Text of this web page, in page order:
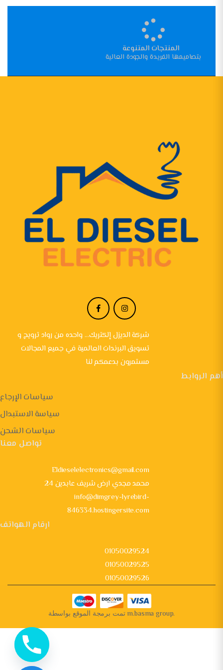
المنتجات المتنوعة
بتصاميمها الفريدة والجودة العالية
شركة الديزل إلكتريك... واحده من رواد ترويج و
تسويق البرندات العالمية في جميع المجالات
مستمرون بدعمكم لنا
أهم الروابط
سياسات الإرجاع
سياسة الاستبدال
سياسات الشحن
تواصل معنا
Eldieselelectronics@gmail.com
24 محمد مجدي ارض شريف عابدين
info@dimgrey-lyrebird-
846334.hostingersite.com
ارقام الهواتف
01050029524
01050029525
01050029526
تمت برمجة الموقع بواسطةm.basma group.